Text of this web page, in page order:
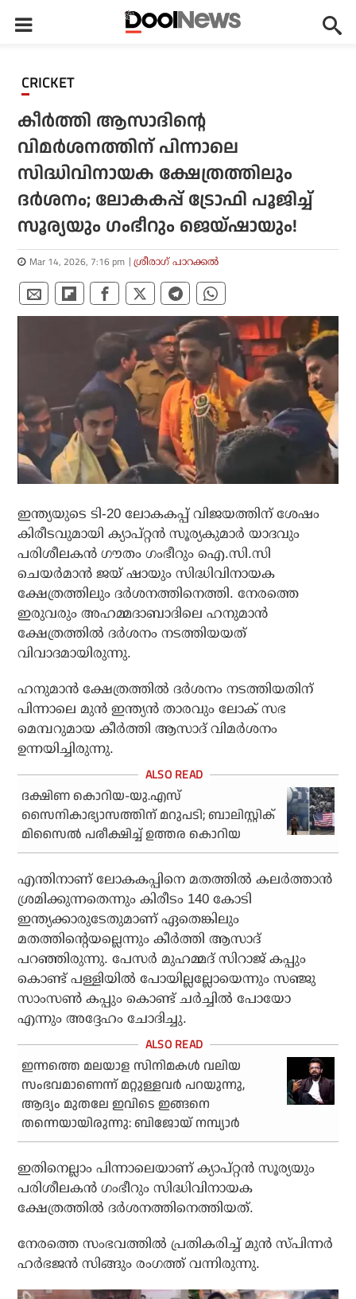
CRICKET
കീര്‍ത്തി ആസാദിന്റെ
വിമര്‍ശനത്തിന് പിന്നാലെ
സിദ്ധിവിനായക ക്ഷേത്രത്തിലും
ദര്‍ശനം; ലോകകപ്പ് ട്രോഫി പൂജിച്ച്
സൂര്യയും ഗംഭീറും ജെയ്ഷായും!
Mar 14, 2026, 7:16 pm ശ്രീരാഗ് പാറക്കല്‍
ഇന്ത്യയുടെ ടി-20 ലോകകപ്പ് വിജയത്തിന് ശേഷം
കിരീടവുമായി ക്യാപ്റ്റന്‍ സൂര്യകുമാര്‍ യാദവും
പരിശീലകന്‍ ഗൗതം ഗംഭീറും ഐ.സി.സി
ചെയര്‍മാന്‍ ജയ് ഷായും സിദ്ധിവിനായക
ക്ഷേത്രത്തിലും ദര്‍ശനത്തിനെത്തി. നേരത്തെ
ഇരുവരും അഹമ്മദാബാദിലെ ഹനുമാന്‍
ക്ഷേത്രത്തില്‍ ദര്‍ശനം നടത്തിയയത്
വിവാദമായിരുന്നു.
ഹനുമാന്‍ ക്ഷേത്രത്തില്‍ ദര്‍ശനം നടത്തിയതിന്
പിന്നാലെ മുന്‍ ഇന്ത്യന്‍ താരവും ലോക് സഭ
മെമ്പറുമായ കീര്‍ത്തി ആസാദ് വിമര്‍ശനം
ഉന്നയിച്ചിരുന്നു.
ദക്ഷിണ കൊറിയ-യു.എസ്
സൈനികാഭ്യാസത്തിന് മറുപടി; ബാലിസ്റ്റിക്
മിസൈല്‍ പരീക്ഷിച്ച് ഉത്തര കൊറിയ
എന്തിനാണ് ലോകകപ്പിനെ മതത്തില്‍ കലര്‍ത്താന്‍
ശ്രമിക്കുന്നതെന്നും കിരീടം 140 കോടി
ഇന്ത്യക്കാരുടേതുമാണ് ഏതെങ്കിലും
മതത്തിന്റെയല്ലെന്നും കീര്‍ത്തി ആസാദ്
പറഞ്ഞിരുന്നു. പേസര്‍ മുഹമ്മദ് സിറാജ് കപ്പും
കൊണ്ട് പള്ളിയില്‍ പോയില്ലല്ലോയെന്നും സഞ്ജു
സാംസണ്‍ കപ്പും കൊണ്ട് ചര്‍ച്ചില്‍ പോയോ
എന്നും അദ്ദേഹം ചോദിച്ചു.
ഇന്നത്തെ മലയാള സിനിമകള്‍ വലിയ
സംഭവമാണെന്ന് മറ്റുള്ളവര്‍ പറയുന്നു,
ആദ്യം മുതലേ ഇവിടെ ഇങ്ങനെ
തന്നെയായിരുന്നു: ബിജോയ് നമ്പ്യാര്‍
ഇതിനെല്ലാം പിന്നാലെയാണ് ക്യാപ്റ്റന്‍ സൂര്യയും
പരിശീലകന്‍ ഗംഭീറും സിദ്ധിവിനായക
ക്ഷേത്രത്തില്‍ ദര്‍ശനത്തിനെത്തിയത്.
നേരത്തെ സംഭവത്തില്‍ പ്രതികരിച്ച് മുന്‍ സ്പിന്നര്‍
ഹര്‍ഭജന്‍ സിങ്ങും രംഗത്ത് വന്നിരുന്നു.